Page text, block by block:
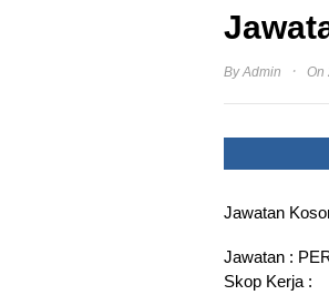
ByAdmin · On
Jawatan
Jawatan :
Skop Kerja :